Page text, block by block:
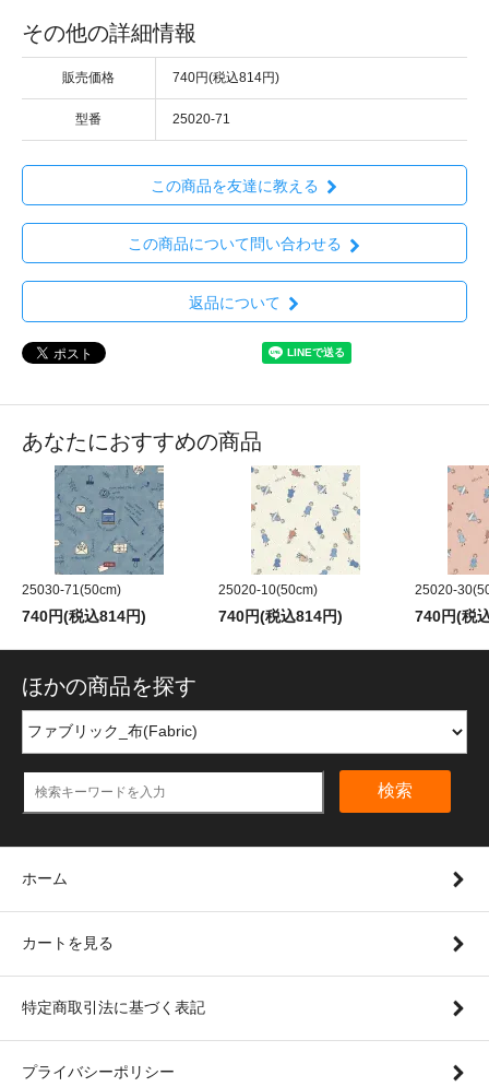
その他の詳細情報
販売価格 740円(税込814円)
型番 25020-71
この商品を友達に教える
この商品について問い合わせる
返品について
あなたにおすすめの商品
25030-71(50cm)
740円(税込814円)
25020-10(50cm)
740円(税込814円)
25020-
740円(税
ほかの商品を探す
検索
ホーム
カートを見る
特定商取引法に基づく表記
プライバシーポリシー